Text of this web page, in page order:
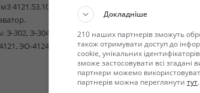
4121.53.10.000 (новый , заводской.)
Э-302, Э-304, ЭО-612, ЭО- 652, ЭО-731, ЭО-761, ЭО-
ЭО-4124, ЭО-4225, ЭО-4321, ЭО-5111, ЭО-5116,
Докладніше
210 наших партнерів зможуть
також отримувати доступ до
cookie, унікальних
зможе застосовувати всі згадані
партнери можемо
партнерів можна переглянути тут.